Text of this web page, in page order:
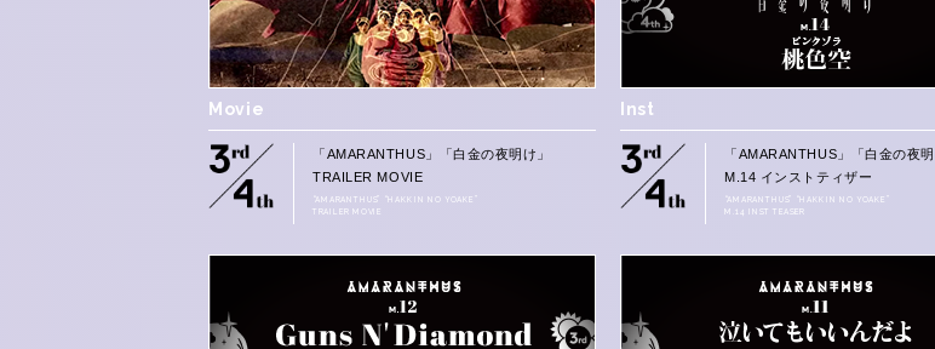
Movie
「AMARANTHUS」「白金の夜明け」
TRAILER MOVIE
“AMARANTHUS” “HAKKIN NO YOAKE”
TRAILER MOVIE
Inst
「AMARANTHUS」「白金の夜明
M.14 インストティザー
“AMARANTHUS” “HAKKIN NO YOAKE”
M.14 INST TEASER